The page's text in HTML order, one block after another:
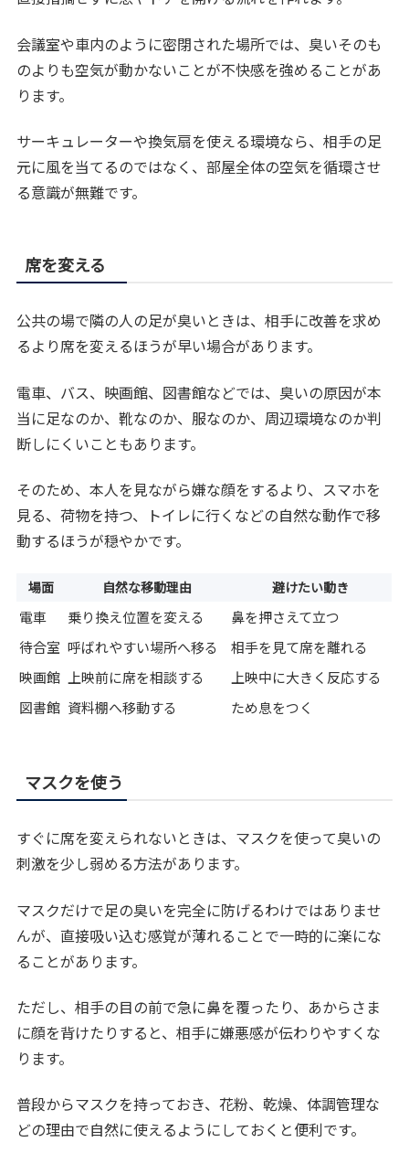
会議室や車内のように密閉された場所では、臭いそのも
のよりも空気が動かないことが不快感を強めることがあ
ります。
サーキュレーターや換気扇を使える環境なら、相手の足
元に風を当てるのではなく、部屋全体の空気を循環させ
る意識が無難です。
席を変える
公共の場で隣の人の足が臭いときは、相手に改善を求め
るより席を変えるほうが早い場合があります。
電車、バス、映画館、図書館などでは、臭いの原因が本
当に足なのか、靴なのか、服なのか、周辺環境なのか判
断しにくいこともあります。
そのため、本人を見ながら嫌な顔をするより、スマホを
見る、荷物を持つ、トイレに行くなどの自然な動作で移
動するほうが穏やかです。
場面 自然な移動理由 避けたい動き
電車 乗り換え位置を変える
鼻を押さえて立つ
待合室 呼ばれやすい場所へ移る
相手を見て席を離れる
映画館 上映前に席を相談する
上映中に大きく反応する
図書館 資料棚へ移動する ため息をつく
マスクを使う
すぐに席を変えられないときは、マスクを使って臭いの
刺激を少し弱める方法があります。
マスクだけで足の臭いを完全に防げるわけではありませ
んが、直接吸い込む感覚が薄れることで一時的に楽にな
ることがあります。
ただし、相手の目の前で急に鼻を覆ったり、あからさま
に顔を背けたりすると、相手に嫌悪感が伝わりやすくな
ります。
普段からマスクを持っておき、花粉、乾燥、体調管理な
どの理由で自然に使えるようにしておくと便利です。